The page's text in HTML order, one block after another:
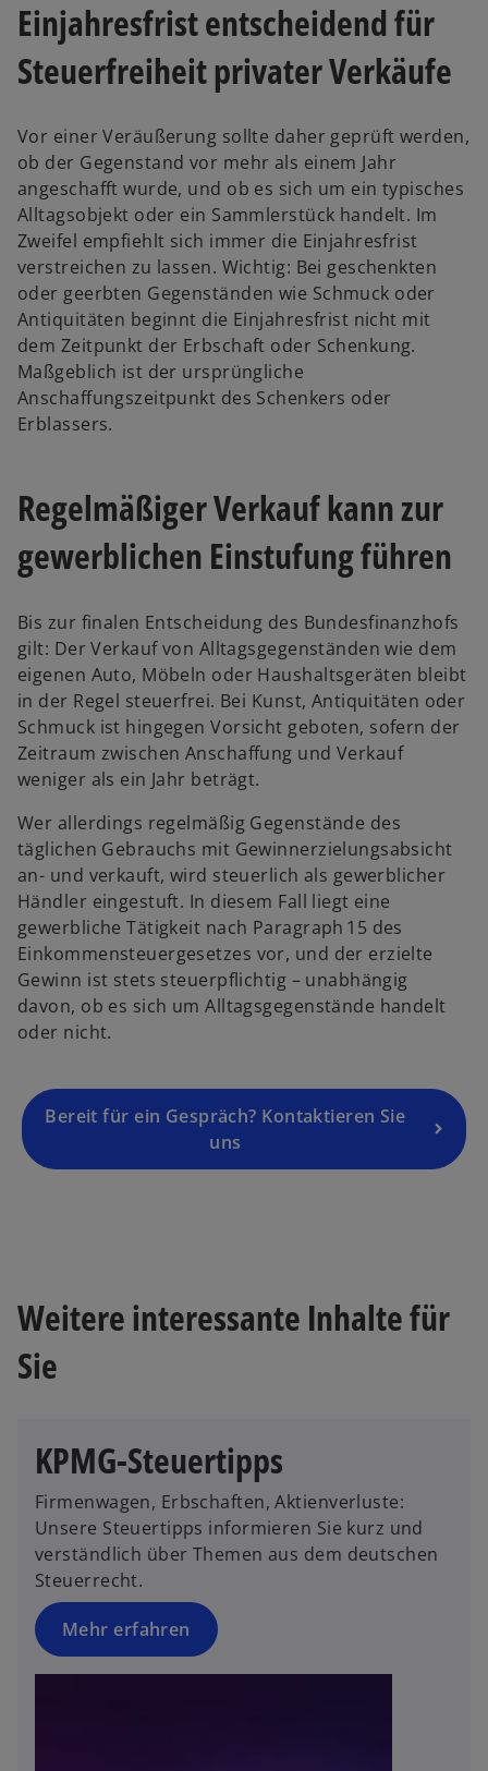
Einjahresfrist entscheidend für
Steuerfreiheit privater Verkäufe
Vor einer Veräußerung sollte daher geprüft werden,
ob der Gegenstand vor mehr als einem Jahr
angeschafft wurde, und ob es sich um ein typisches
Alltagsobjekt oder ein Sammlerstück handelt. Im
Zweifel empfiehlt sich immer die Einjahresfrist
verstreichen zu lassen. Wichtig: Bei geschenkten
oder geerbten Gegenständen wie Schmuck oder
Antiquitäten beginnt die Einjahresfrist nicht mit
dem Zeitpunkt der Erbschaft oder Schenkung.
Maßgeblich ist der ursprüngliche
Anschaffungszeitpunkt des Schenkers oder
Erblassers.
Regelmäßiger Verkauf kann zur
gewerblichen Einstufung führen
Bis zur finalen Entscheidung des Bundesfinanzhofs
gilt: Der Verkauf von Alltagsgegenständen wie dem
eigenen Auto, Möbeln oder Haushaltsgeräten bleibt
in der Regel steuerfrei. Bei Kunst, Antiquitäten oder
Schmuck ist hingegen Vorsicht geboten, sofern der
Zeitraum zwischen Anschaffung und Verkauf
weniger als ein Jahr beträgt.
Wer allerdings regelmäßig Gegenstände des
täglichen Gebrauchs mit Gewinnerzielungsabsicht
an- und verkauft, wird steuerlich als gewerblicher
Händler eingestuft. In diesem Fall liegt eine
gewerbliche Tätigkeit nach Paragraph 15 des
Einkommensteuergesetzes vor, und der erzielte
Gewinn ist stets steuerpflichtig – unabhängig
davon, ob es sich um Alltagsgegenstände handelt
oder nicht.
Bereit für ein Gespräch? Kontaktieren Sie
uns
w
ir
d
n
e
t
Weitere interessante Inhalte für
Sie
KPMG-Steuertipps
Firmenwagen, Erbschaften, Aktienverluste:
Unsere Steuertipps informieren Sie kurz und
verständlich über Themen aus dem deutschen
Steuerrecht.
Mehr erfahren